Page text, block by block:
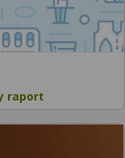
raport